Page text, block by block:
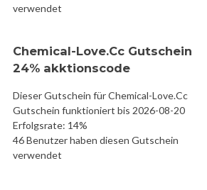
verwendet
Chemical-Love.Cc Gutschein
24% akktionscode
Dieser Gutschein für Chemical-Love.Cc
Gutschein funktioniert bis 2026-08-20
Erfolgsrate: 14%
46 Benutzer haben diesen Gutschein
verwendet